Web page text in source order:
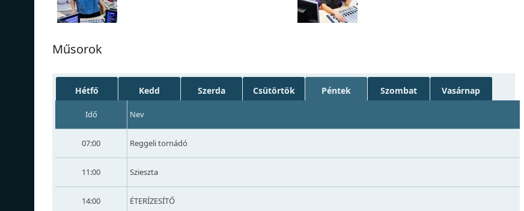
Műsorok
Hétfő Kedd Szerda Csütörtök Péntek Szombat Vasárnap
Idő Nev
07:00 Reggeli tornádó
11:00 Szieszta
14:00 ÉTERÍZESÍTŐ